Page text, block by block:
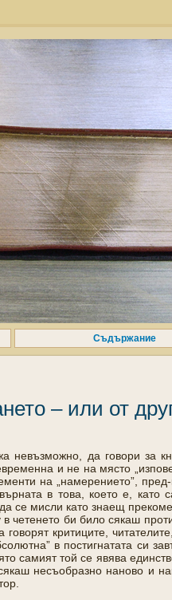
Съдържание
– или от
да говори за
и не на място
на „намерението”, пред-
в това, което е, като
се мисли като знаещ
четенето би било сякаш
говорят критиците,
в постигнатата си
самият той се явява
несъобразно наново и